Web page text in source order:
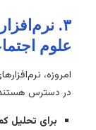
۳.
علوم
امروزه،
در دسترس
برای تحلیل